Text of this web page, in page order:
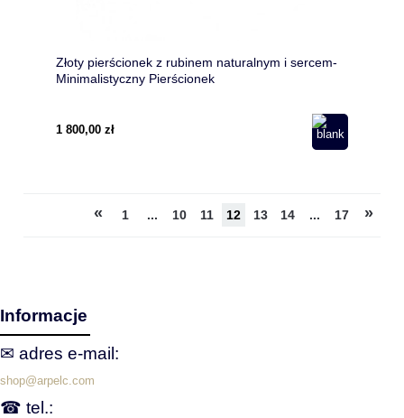
Złoty pierścionek z rubinem naturalnym i sercem-
Minimalistyczny Pierścionek
1 800,00 zł
« 1 ... 10 11 12 13 14 ... 17 »
Informacje
✉ adres e‑mail:
shop@arpelc.com
☎ tel.: